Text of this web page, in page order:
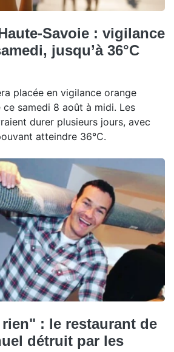
Savoie : vigilance
jusqu’à 36°C
placée en vigilance orange
samedi 8 août à midi. Les
durer plusieurs jours, avec
atteindre 36°C.
: le restaurant de
détruit par les